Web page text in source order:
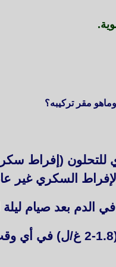
مقر تركيبه؟
للتحلون (إفراط
السكري غير
ليلة اكبر من 1.26 غ/ل وذلك